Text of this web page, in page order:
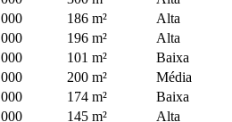
186 m²
Alta
196 m²
Alta
101 m²
Baixa
200 m²
Média
174 m²
Baixa
145 m²
Alta